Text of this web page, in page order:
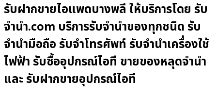
รับฝากขายไอแพดบางพลี ให้บริการโดย รับ
จํานํา.com บริการรับจำนำของทุกชนิด รับ
จำนำมือถือ รับจำโทรศัพท์ รับจำนำเครื่องใช้
ไฟฟ้า รับซื้ออุปกรณ์ไอที ขายของหลุดจำนำ
และ รับฝากขายอุปกรณ์ไอที